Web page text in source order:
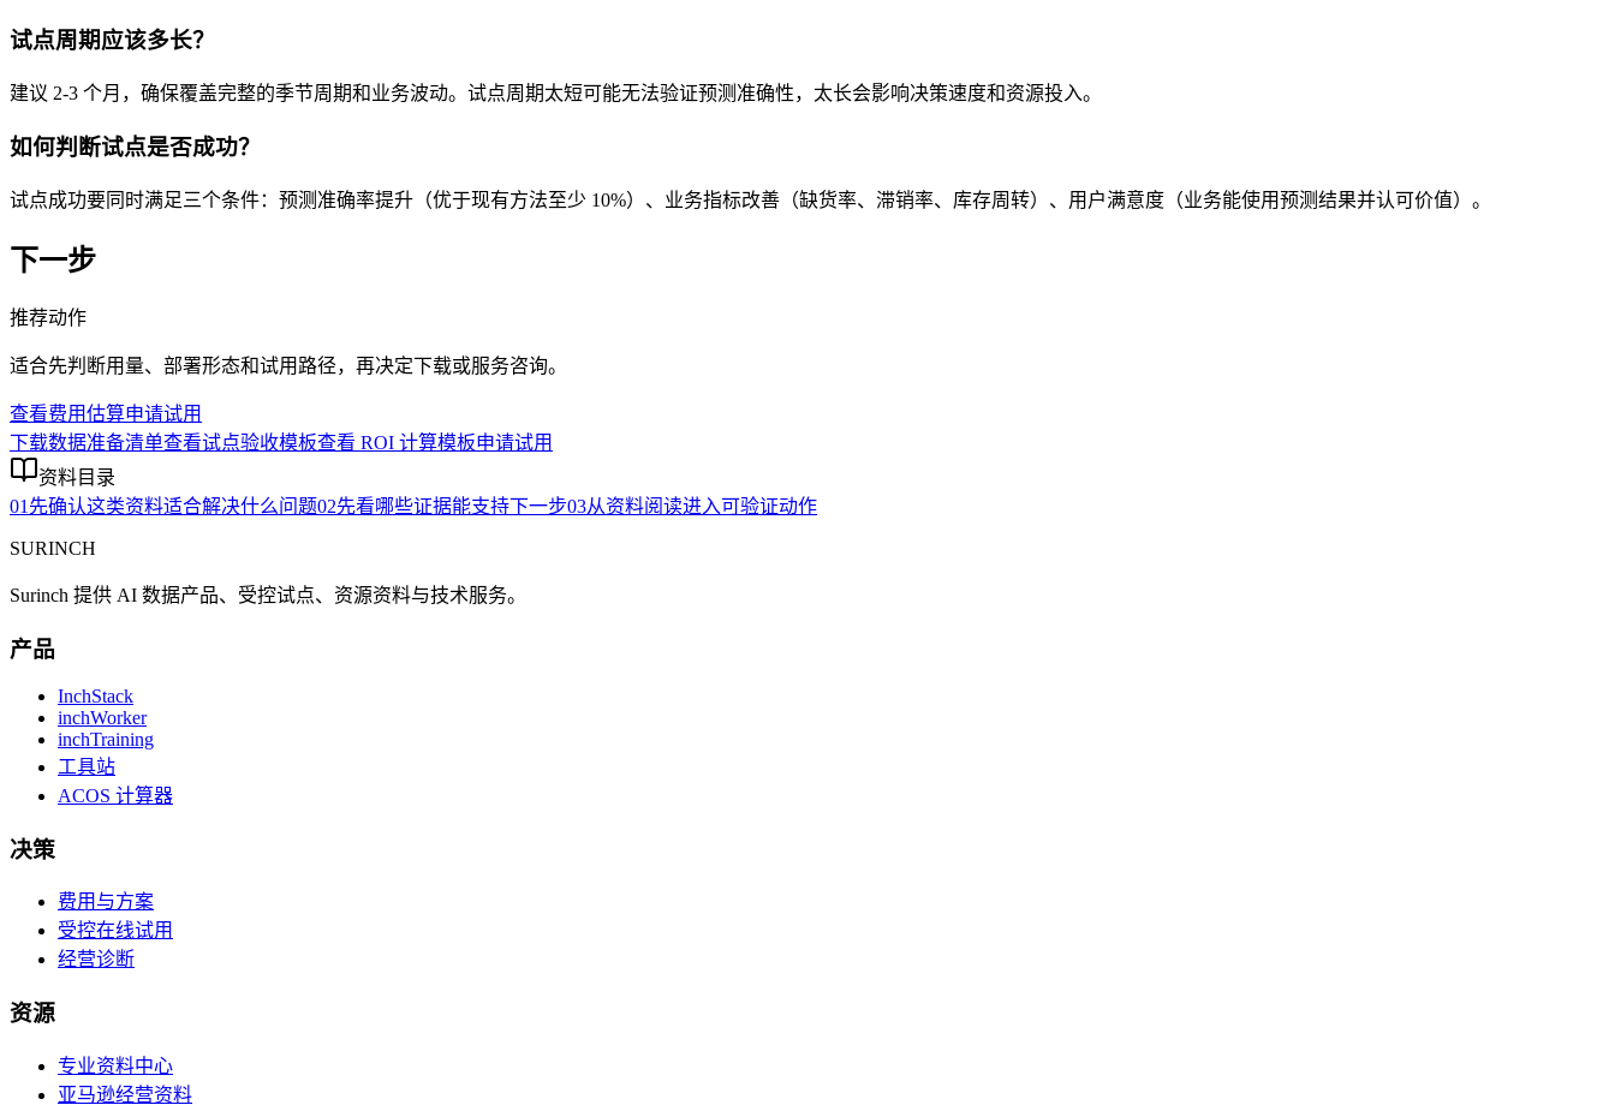
试点周期应该多长？
建议 2-3 个月，确保覆盖完整的季节周期和业务波动。试点周期太短可能无法验证预测准确性，太长会影响决策速度和资源投入。
如何判断试点是否成功？
试点成功要同时满足三个条件：预测准确率提升（优于现有方法至少 10%）、业务指标改善（缺货率、滞销率、库存周转）、用户满意度（业务能使用预测结果并认可价值）。
下一步
推荐动作
适合先判断用量、部署形态和试用路径，再决定下载或服务咨询。
查看费用估算申请试用
下载数据准备清单查看试点验收模板查看 ROI 计算模板申请试用
资料目录
01先确认这类资料适合解决什么问题02先看哪些证据能支持下一步03从资料阅读进入可验证动作
SURINCH
Surinch 提供 AI 数据产品、受控试点、资源资料与技术服务。
产品
InchStack
inchWorker
inchTraining
工具站
ACOS 计算器
决策
费用与方案
受控在线试用
经营诊断
资源
专业资料中心
亚马逊经营资料